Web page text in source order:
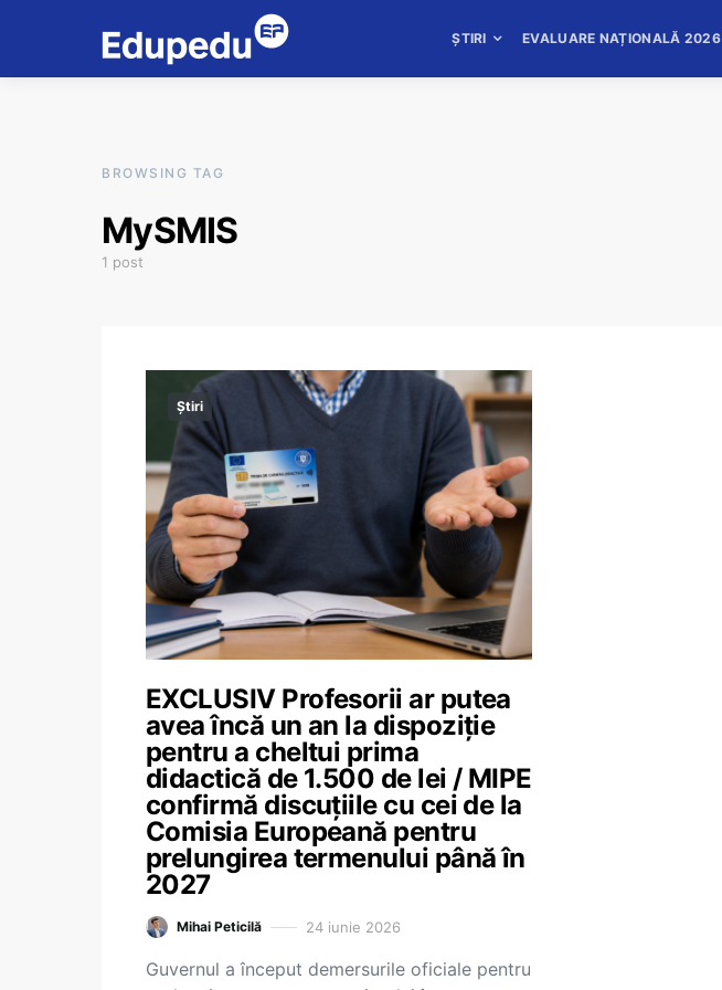
ȘTIRI EVALUARE NAȚIONALĂ 2026
BROWSING TAG
MySMIS
1 post
Știri
EXCLUSIV Profesorii ar putea
avea încă un an la dispoziție
pentru a cheltui prima
didactică de 1.500 de lei / MIPE
confirmă discuțiile cu cei de la
Comisia Europeană pentru
prelungirea termenului până în
2027
Mihai Peticilă 24 iunie 2026
Guvernul a început demersurile oficiale pentru